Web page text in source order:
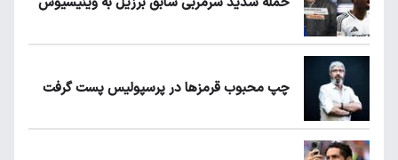
چپ محبوب قرمزها در پرسپولیس پست گرفت